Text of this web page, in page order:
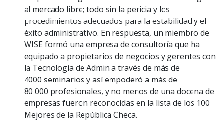
al mercado libre; todo sin la pericia y los
procedimientos adecuados para la estabilidad y el
éxito administrativo. En respuesta, un miembro de
WISE formó una empresa de consultoría que ha
equipado a propietarios de negocios y gerentes con
la Tecnología de Admin a través de más de
4000 seminarios y así empoderó a más de
80 000 profesionales, y no menos de una docena de
empresas fueron reconocidas en la lista de los 100
Mejores de la República Checa.